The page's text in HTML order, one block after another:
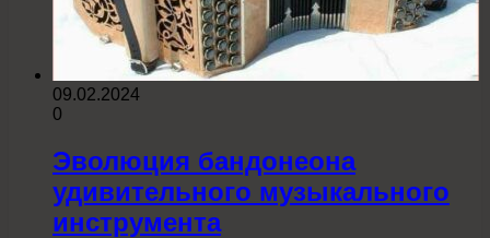
09.02.2024
0
Эволюция бандонеона
удивительного музыкального
инструмента